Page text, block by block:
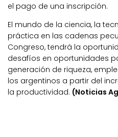
el pago de una inscripción.
El mundo de la ciencia, la
práctica en las cadenas
Congreso, tendrá la
desafíos en oportunidades
generación de riqueza,
los argentinos a partir del
la productividad. (Noticias